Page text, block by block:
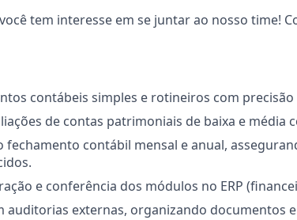
tem interesse em se juntar ao nosso time!
contábeis simples e rotineiros com precisão
de contas patrimoniais de baixa e média
fechamento contábil mensal e anual,
e conferência dos módulos no ERP
auditorias externas, organizando documentos